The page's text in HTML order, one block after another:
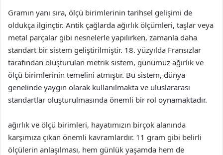
Gramın yanı sıra, ölçü birimlerinin tarihsel gelişimi de
oldukça ilginçtir. Antik çağlarda ağırlık ölçümleri, taşlar veya
metal parçalar gibi nesnelerle yapılırken, zamanla daha
standart bir sistem geliştirilmiştir. 18. yüzyılda Fransızlar
tarafından oluşturulan metrik sistem, günümüz ağırlık ve
ölçü birimlerinin temelini atmıştır. Bu sistem, dünya
genelinde yaygın olarak kullanılmakta ve uluslararası
standartlar oluşturulmasında önemli bir rol oynamaktadır.
ağırlık ve ölçü birimleri, hayatımızın birçok alanında
karşımıza çıkan önemli kavramlardır. 11 gram gibi belirli
ölçülerin anlaşılması, hem günlük yaşamda hem de